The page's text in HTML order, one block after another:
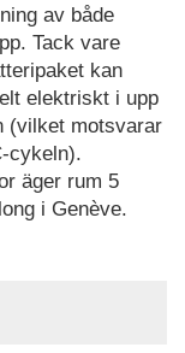
av både
Tack vare
kan
elektriskt i upp
(vilket motsvarar
cykeln).
äger rum 5
i Genève.